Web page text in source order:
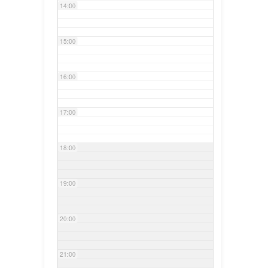
14:00
15:00
16:00
17:00
18:00
19:00
20:00
21:00